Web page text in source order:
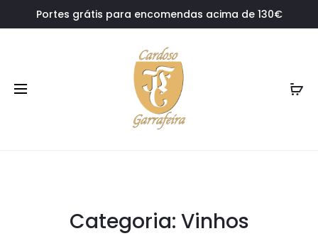
Portes grátis para encomendas acima de 130€
Categoria: Vinhos